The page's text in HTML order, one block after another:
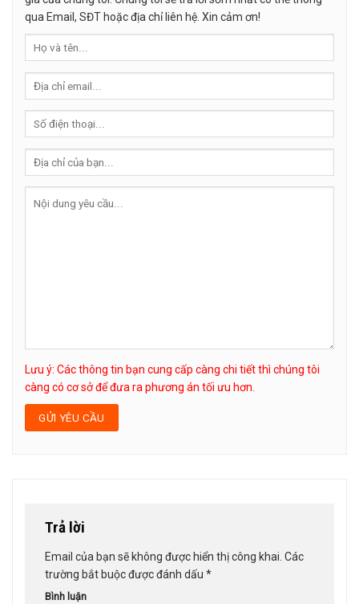
qua Email, SĐT hoặc địa chỉ liên hệ. Xin cảm ơn!
Lưu ý: Các thông tin bạn cung cấp càng chi tiết thì chúng tôi
càng có cơ sở để đưa ra phương án tối ưu hơn.
Trả lời
Email của bạn sẽ không được hiển thị công khai. Các
trường bắt buộc được đánh dấu *
Bình luận